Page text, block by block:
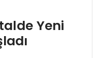
Yeni